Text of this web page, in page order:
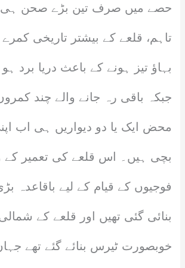
حصے میں صرف تین بڑے صحن ہی
تاہم، قلعے کے بیشتر تاریخی کمرے
بہاؤ تیز ہونے کے باعث دریا برد
جبکہ باقی رہ جانے والے چند
محض ایک یا دو دیواریں ہی اب
بچی ہیں۔ اس قلعے کی تعمیر
فوجیوں کے قیام کے لیے باقاعدہ
بنائی گئی تھیں اور قلعے کے
خوبصورت ٹیرس بنائے گئے تھے